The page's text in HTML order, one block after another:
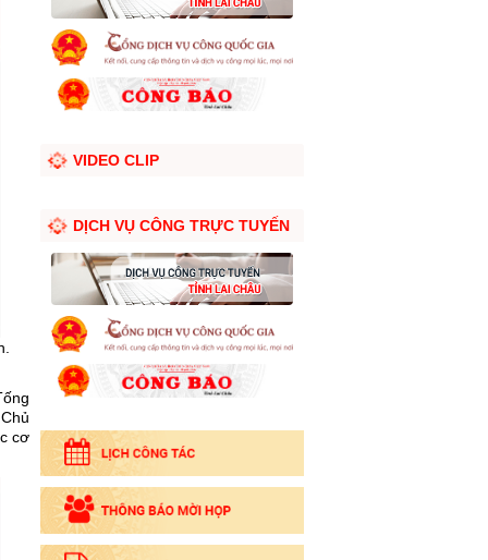
cơ
VIDEO CLIP
DỊCH VỤ CÔNG TRỰC TUYẾN